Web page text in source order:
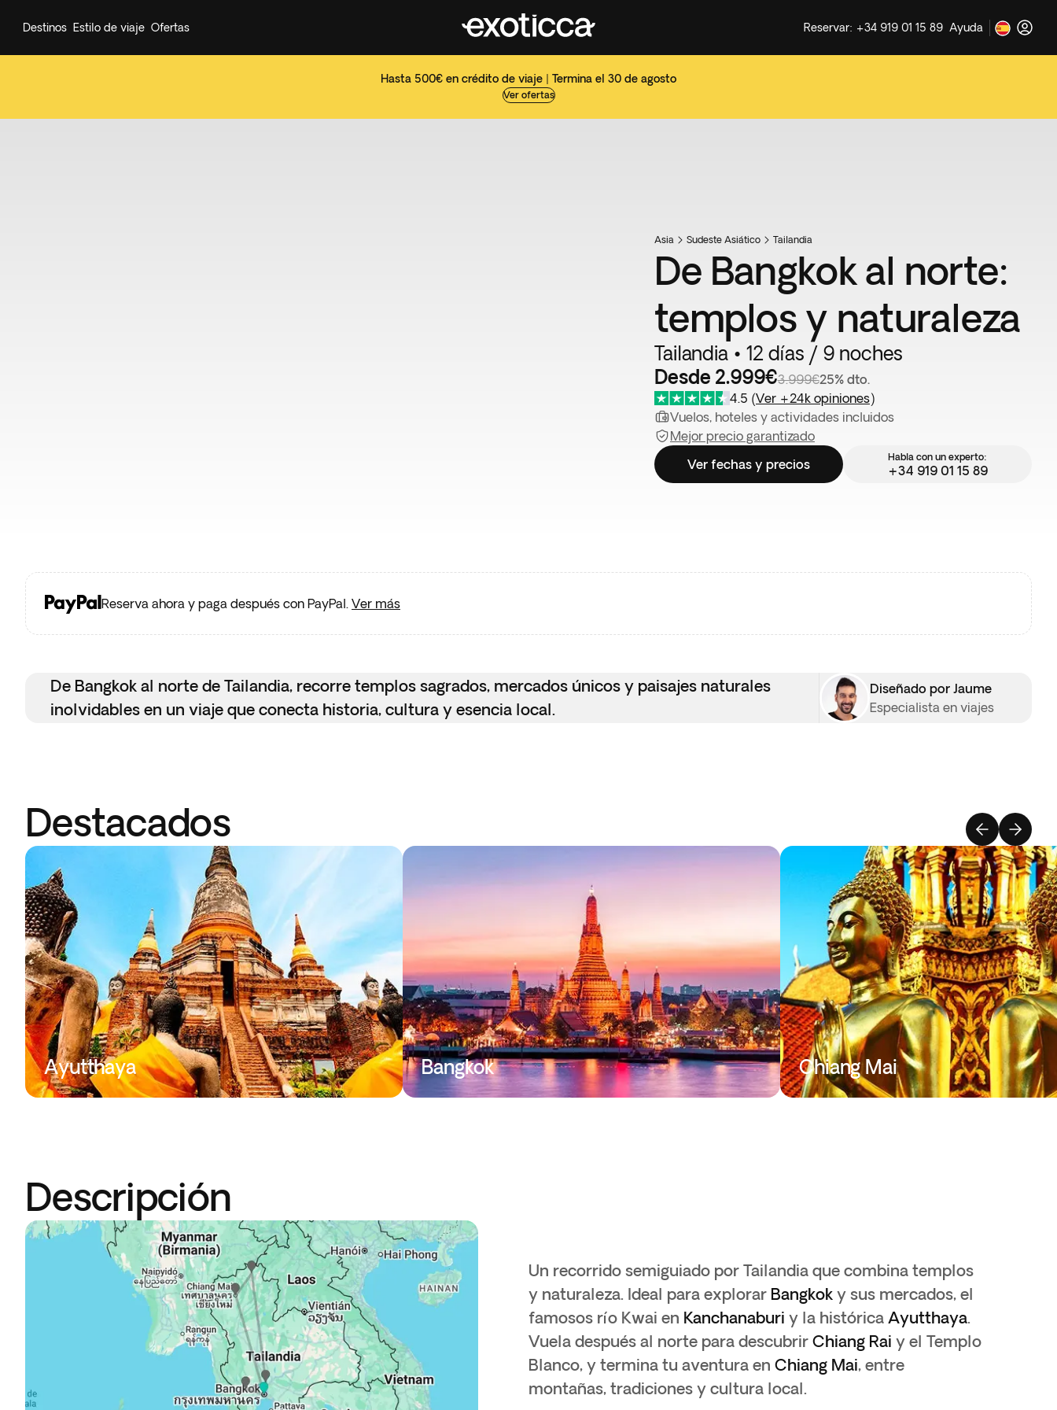
Hasta 500€ en crédito de viaje | Termina el 30 de agosto
Ver ofertas
Destinos Estilo de viaje Ofertas Reservar: +34 919 01 15 89 Ayuda
Asia Sudeste Asiático Tailandia
De Bangkok al norte:
templos y naturaleza
Tailandia • 12 días / 9 noches
Desde 2.999€3.999€25% dto.
4.5 (Ver +24k opiniones)
Vuelos, hoteles y actividades incluidos
Mejor precio garantizado
Ver fechas y precios
Habla con un experto:
+34 919 01 15 89
Reserva ahora y paga después con PayPal. Ver más
De Bangkok al norte de Tailandia, recorre templos sagrados, mercados únicos y paisajes naturales
inolvidables en un viaje que conecta historia, cultura y esencia local.
Diseñado por Jaume
Especialista en viajes
Destacados
Ayutthaya Bangkok Chiang Mai
Descripción
Un recorrido semiguiado por Tailandia que combina templos
y naturaleza. Ideal para explorar Bangkok y sus mercados, el
famosos río Kwai en Kanchanaburi y la histórica Ayutthaya.
Vuela después al norte para descubrir Chiang Rai y el Templo
Blanco, y termina tu aventura en Chiang Mai, entre
montañas, tradiciones y cultura local.